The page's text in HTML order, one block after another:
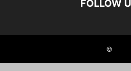
FOLLOW
©